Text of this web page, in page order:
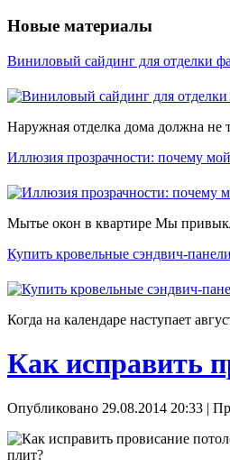
Новые материалы
Виниловый сайдинг для отделки
Наружная отделка дома должна не
Иллюзия прозрачности: почему
Мытье окон в квартире Мы
Купить кровельные сэндвич-
Когда на календаре наступает
Как исправить
Опубликовано 29.08.2014 20:33 |